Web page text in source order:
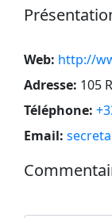
Web: http://
Adresse: 105
Téléphone:
Email: